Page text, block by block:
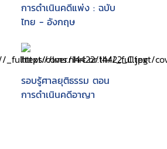
การดำเนินคดีแพ่ง : ฉบับ
ไทย - อังกฤษ
รอบรู้ศาลยุติธรรม ตอน
การดำเนินคดีอาญา